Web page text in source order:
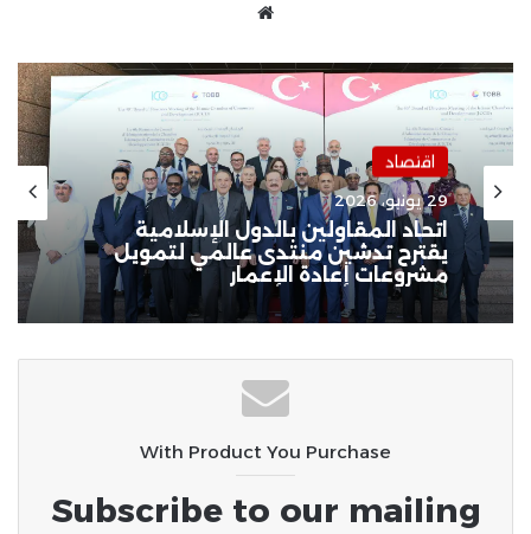
اقتصاد
29 يونيو، 2026
يقترح تدشين منتدى عالمي لتمويل
مشروعات إعادة الإعمار
اقتصاد
19 يونيو، 2026
تقرير اقتصادي: كل يوم يولد 89
ملياردير جديد
With Product You Purchase
Subscribe to our mailing